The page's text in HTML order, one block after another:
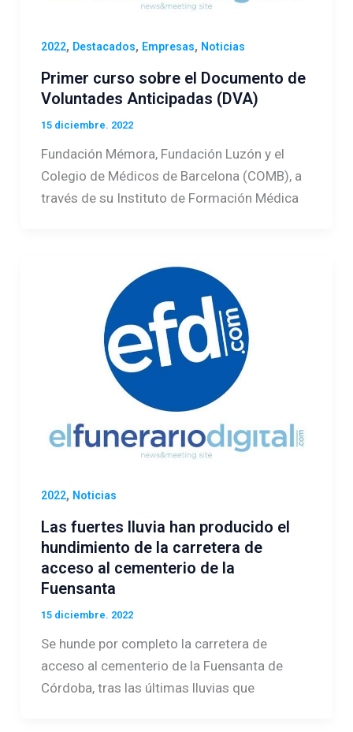
2022, Destacados, Empresas, Noticias
Primer curso sobre el Documento de
Voluntades Anticipadas (DVA)
15 diciembre. 2022
Fundación Mémora, Fundación Luzón y el
Colegio de Médicos de Barcelona (COMB), a
través de su Instituto de Formación Médica
2022, Noticias
Las fuertes lluvia han producido el
hundimiento de la carretera de
acceso al cementerio de la
Fuensanta
15 diciembre. 2022
Se hunde por completo la carretera de
acceso al cementerio de la Fuensanta de
Córdoba, tras las últimas lluvias que